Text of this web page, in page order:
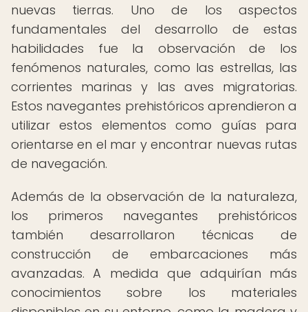
nuevas tierras. Uno de los aspectos
fundamentales del desarrollo de estas
habilidades fue la observación de los
fenómenos naturales, como las estrellas, las
corrientes marinas y las aves migratorias.
Estos navegantes prehistóricos aprendieron a
utilizar estos elementos como guías para
orientarse en el mar y encontrar nuevas rutas
de navegación.
Además de la observación de la naturaleza,
los primeros navegantes prehistóricos
también desarrollaron técnicas de
construcción de embarcaciones más
avanzadas. A medida que adquirían más
conocimientos sobre los materiales